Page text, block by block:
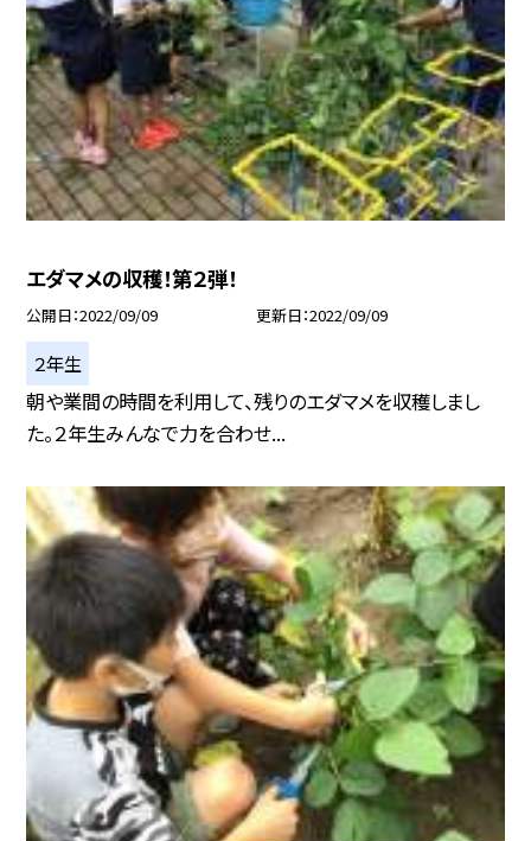
エダマメの収穫！第２弾！
公開日 2022/09/09 更新日 2022/09/09
２年生
朝や業間の時間を利用して、残りのエダマメを収穫しまし
た。２年生みんなで力を合わせ...